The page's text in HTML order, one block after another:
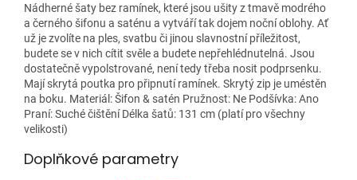
Nádherné šaty bez ramínek, které jsou ušity z tmavě modrého
a černého šifonu a saténu a vytváří tak dojem noční oblohy. Ať
už je zvolíte na ples, svatbu či jinou slavnostní příležitost,
budete se v nich cítit svěle a budete nepřehlédnutelná. Jsou
dostatečně vypolstrované, není tedy třeba nosit podprsenku.
Mají skrytá poutka pro připnutí ramínek. Skrytý zip je uméstěn
na boku. Materiál: Šifon & satén Pružnost: Ne Podšívka: Ano
Praní: Suché čištění Délka šatů: 131 cm (platí pro všechny
velikosti)
Doplňkové parametry